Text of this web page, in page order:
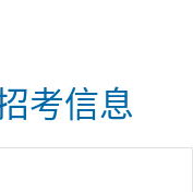
知自我、挖掘潜能。十
考信息